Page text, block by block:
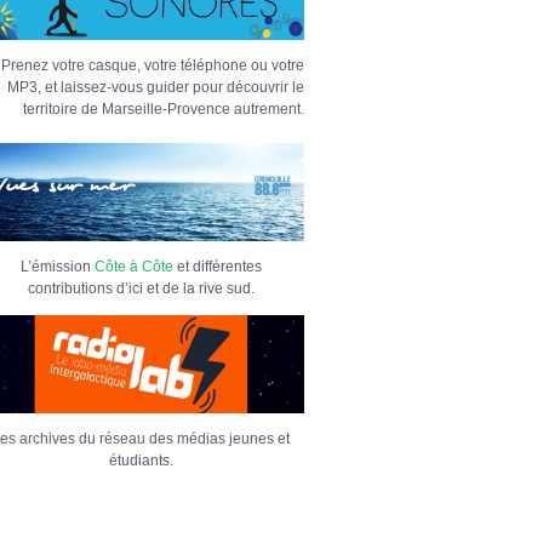
Prenez votre casque, votre téléphone ou votre
MP3, et laissez-vous guider pour découvrir le
territoire de Marseille-Provence autrement.
L’émission Côte à Côte et différentes
contributions d’ici et de la rive sud.
archives du réseau des médias jeunes et
étudiants.